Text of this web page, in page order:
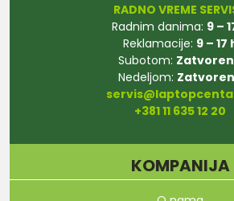
RADNO VREME
Radnim danima: 9 –
Reklamacije: 9 – 17
Subotom:
Nedeljom:
+381 11 635 12 20
KOMPANIJA